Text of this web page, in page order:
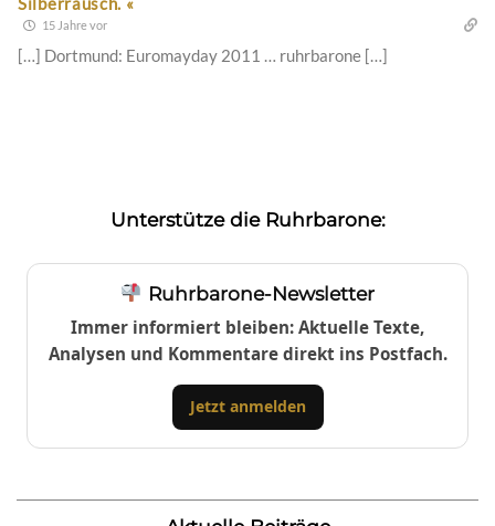
15 Jahre vor
[…] Dortmund: Euromayday 2011 … ruhrbarone […]
Unterstütze die Ruhrbarone:
Ruhrbarone-Newsletter
Immer informiert bleiben: Aktuelle Texte,
Analysen und Kommentare direkt ins Postfach.
Jetzt anmelden